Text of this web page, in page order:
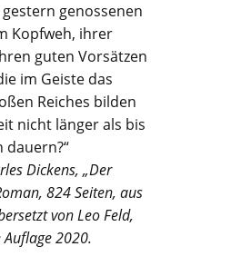
genossenen
Kopfweh, ihrer
guten Vorsätzen
im Geiste das
Reiches bilden
nicht länger als bis
dauern?“
Dickens, „Der
824 Seiten, aus
von Leo Feld,
2020.